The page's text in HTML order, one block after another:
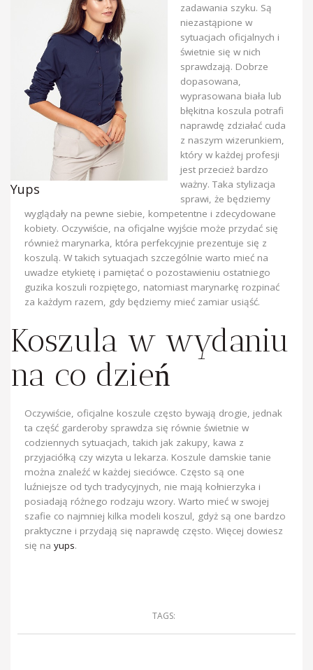
Yups
zadawania szyku. Są
niezastąpione w
sytuacjach oficjalnych i
świetnie się w nich
sprawdzają. Dobrze
dopasowana,
wyprasowana biała lub
błękitna koszula potrafi
naprawdę zdziałać cuda
z naszym wizerunkiem,
który w każdej profesji
jest przecież bardzo
ważny. Taka stylizacja
sprawi, że będziemy
wyglądały na pewne siebie, kompetentne i zdecydowane
kobiety. Oczywiście, na oficjalne wyjście może przydać się
również marynarka, która perfekcyjnie prezentuje się z
koszulą. W takich sytuacjach szczególnie warto mieć na
uwadze etykietę i pamiętać o pozostawieniu ostatniego
guzika koszuli rozpiętego, natomiast marynarkę rozpinać
za każdym razem, gdy będziemy mieć zamiar usiąść.
Koszula w wydaniu
na co dzień
Oczywiście, oficjalne koszule często bywają drogie, jednak
ta część garderoby sprawdza się równie świetnie w
codziennych sytuacjach, takich jak zakupy, kawa z
przyjaciółką czy wizyta u lekarza. Koszule damskie tanie
można znaleźć w każdej sieciówce. Często są one
luźniejsze od tych tradycyjnych, nie mają kołnierzyka i
posiadają różnego rodzaju wzory. Warto mieć w swojej
szafie co najmniej kilka modeli koszul, gdyż są one bardzo
praktyczne i przydają się naprawdę często. Więcej dowiesz
się na yups.
TAGS: